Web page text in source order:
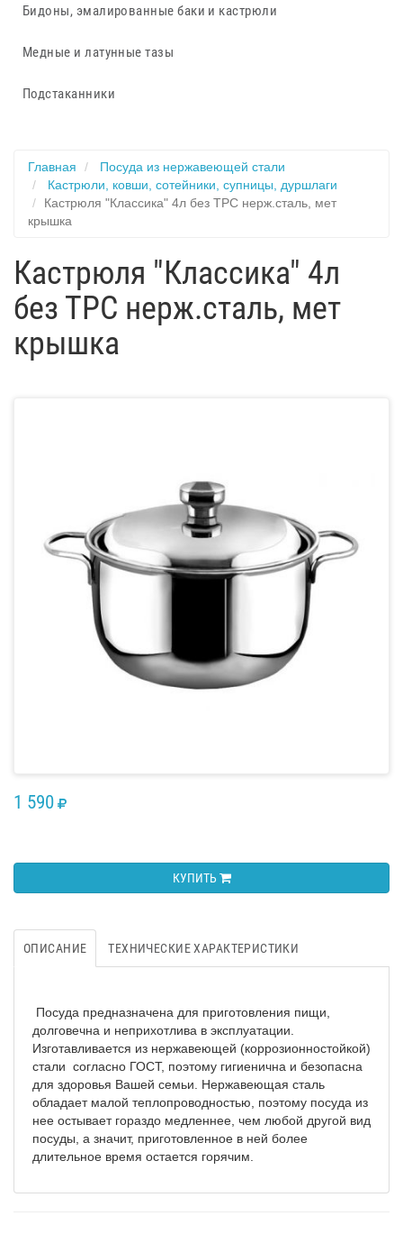
Бидоны, эмалированные баки и кастрюли
Медные и латунные тазы
Подстаканники
Главная
Посуда из нержавеющей стали
Кастрюли, ковши, сотейники, супницы, дуршлаги
Кастрюля "Классика" 4л без ТРС нерж.сталь, мет
крышка
Кастрюля "Классика" 4л
без ТРС нерж.сталь, мет
крышка
1 590 RUB
КУПИТЬ
ОПИСАНИЕ ТЕХНИЧЕСКИЕ ХАРАКТЕРИСТИКИ
Посуда предназначена для приготовления пищи,
долговечна и неприхотлива в эксплуатации.
Изготавливается из нержавеющей (коррозионностойкой)
стали согласно ГОСТ, поэтому гигиенична и безопасна
для здоровья Вашей семьи. Нержавеющая сталь
обладает малой теплопроводностью, поэтому посуда из
нее остывает гораздо медленнее, чем любой другой вид
посуды, а значит, приготовленное в ней более
длительное время остается горячим.